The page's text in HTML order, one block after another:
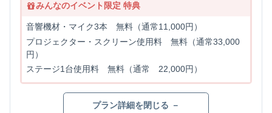
みんなのイベント限定 特典
音響機材・マイク3本 無料（通常11,000円）
プロジェクター・スクリーン使用料 無料（通常33,000
円）
ステージ1台使用料 無料（通常 22,000円）
プラン詳細を閉じる －